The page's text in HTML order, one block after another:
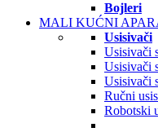
Bojleri
MALI KUĆNI
Usisivači
Usisivači
Usisivači
Usisivači
Ručni
Robotski